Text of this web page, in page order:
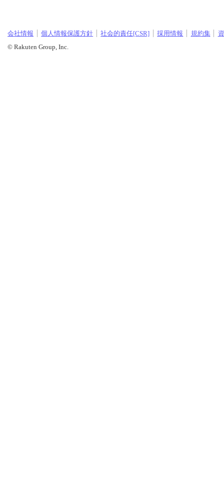
会社情報 個人情報保護方針 社会的責任[CSR] 採用情報 規約集
© Rakuten Group, Inc.